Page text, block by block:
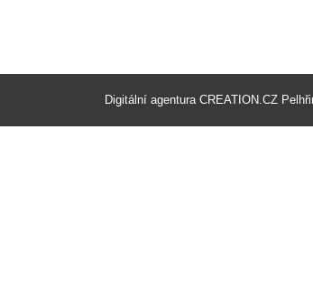
Digitální agentura CREATION.CZ